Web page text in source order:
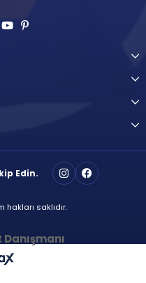
Edin.
hakları saklıdır.